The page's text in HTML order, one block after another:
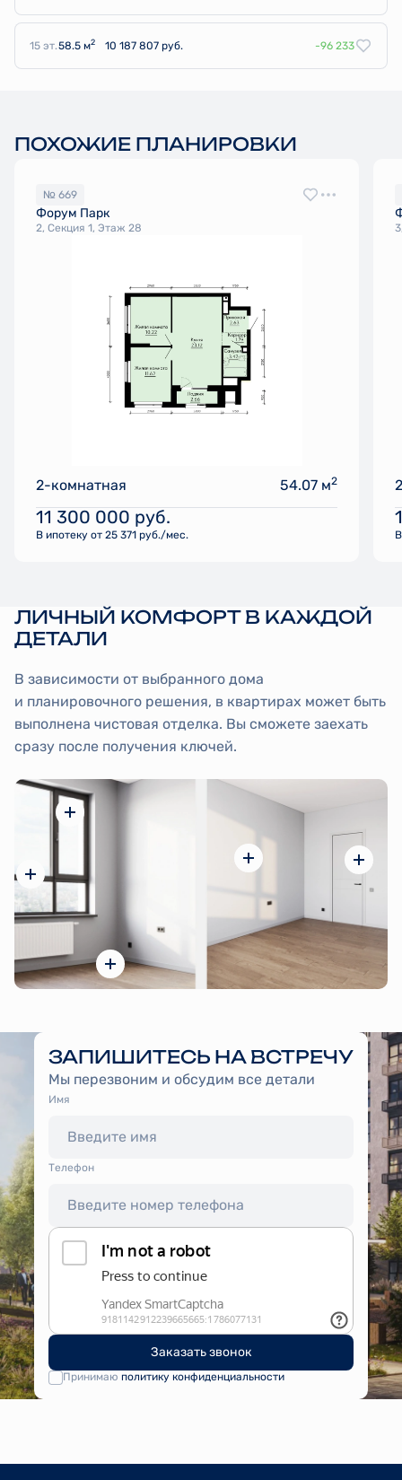
15 эт.58.5 м2 10 187 807 руб. -96 233
ПОХОЖИЕ ПЛАНИРОВКИ
№ 669
Форум Парк
2, Секция 1, Этаж 28
2-комнатная 54.07 м2
11 300 000 руб.
В ипотеку от 25 371 руб./мес.
ЛИЧНЫЙ КОМФОРТ В КАЖДОЙ
ДЕТАЛИ
В зависимости от выбранного дома
и планировочного решения, в квартирах может быть
выполнена чистовая отделка. Вы сможете заехать
сразу после получения ключей.
ЗАПИШИТЕСЬ НА ВСТРЕЧУ
Мы перезвоним и обсудим все детали
Имя
Tелефон
Заказать звонок
Принимаю политику конфиденциальности